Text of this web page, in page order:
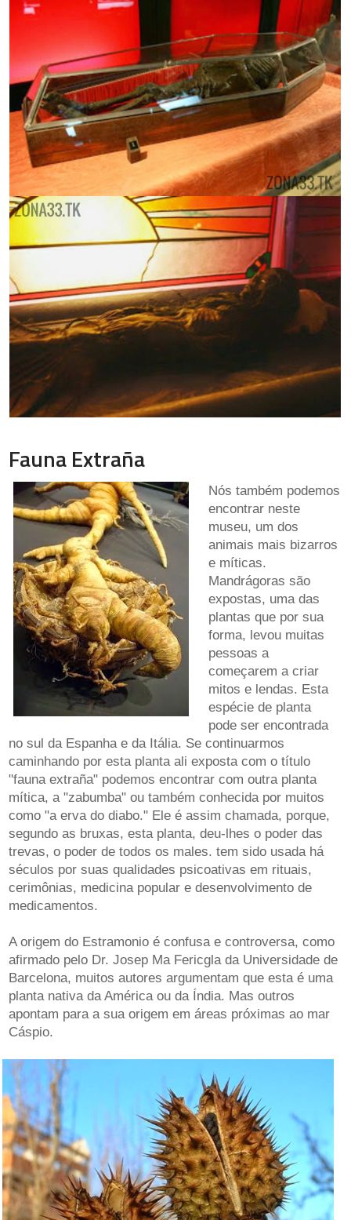
Fauna Extraña
Nós também podemos
encontrar neste
museu, um dos
animais mais bizarros
e míticas.
Mandrágoras são
expostas, uma das
plantas que por sua
forma, levou muitas
pessoas a
começarem a criar
mitos e lendas. Esta
espécie de planta
pode ser encontrada
no sul da Espanha e da Itália. Se continuarmos
caminhando por esta planta ali exposta com o título
"fauna extraña" podemos encontrar com outra planta
mítica, a "zabumba" ou também conhecida por muitos
como "a erva do diabo." Ele é assim chamada, porque,
segundo as bruxas, esta planta, deu-lhes o poder das
trevas, o poder de todos os males. tem sido usada há
séculos por suas qualidades psicoativas em rituais,
cerimônias, medicina popular e desenvolvimento de
medicamentos.
A origem do Estramonio é confusa e controversa, como
afirmado pelo Dr. Josep Ma Fericgla da Universidade de
Barcelona, muitos autores argumentam que esta é uma
planta nativa da América ou da Índia. Mas outros
apontam para a sua origem em áreas próximas ao mar
Cáspio.